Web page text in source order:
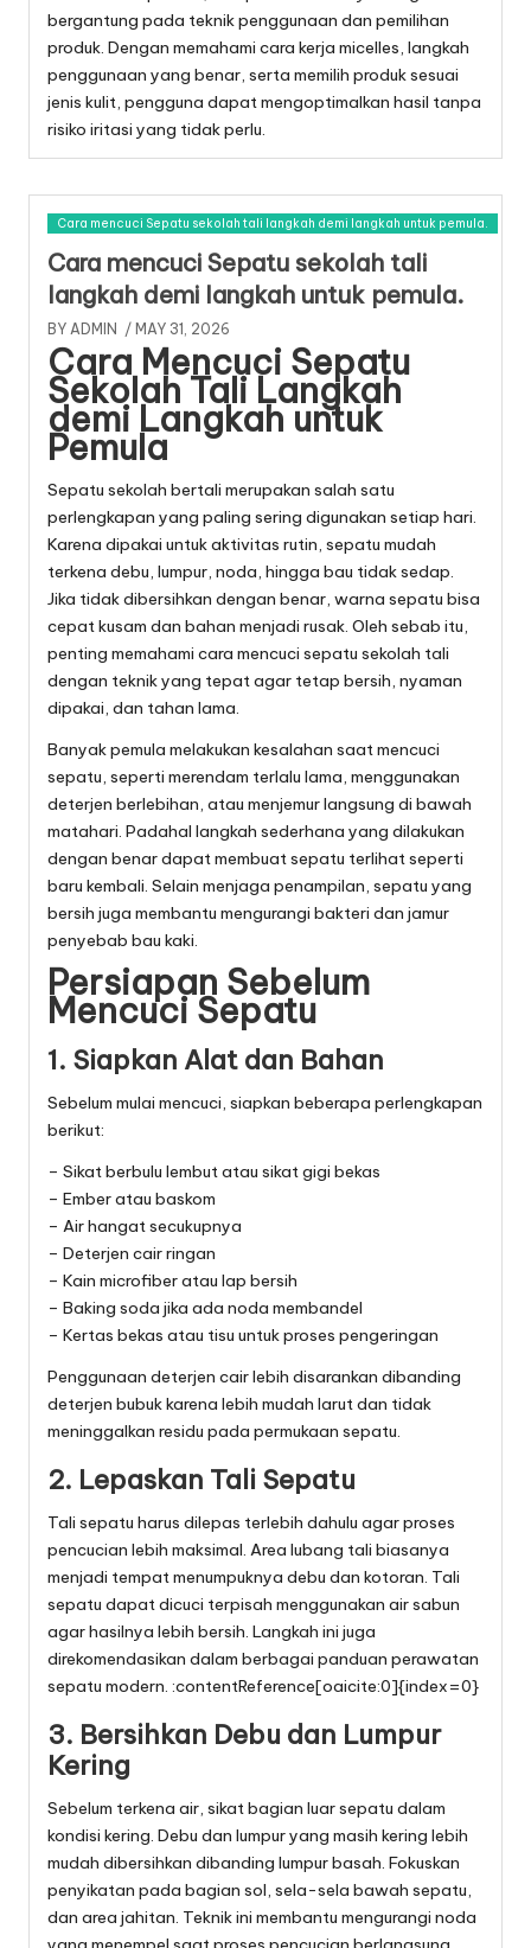
bergantung pada teknik penggunaan dan pemilihan
produk. Dengan memahami cara kerja micelles, langkah
penggunaan yang benar, serta memilih produk sesuai
jenis kulit, pengguna dapat mengoptimalkan hasil tanpa
risiko iritasi yang tidak perlu.
Cara mencuci Sepatu sekolah tali langkah demi langkah untuk pemula.
Cara mencuci Sepatu sekolah tali
langkah demi langkah untuk pemula.
BY ADMIN / MAY 31, 2026
Cara Mencuci Sepatu
Sekolah Tali Langkah
demi Langkah untuk
Pemula
Sepatu sekolah bertali merupakan salah satu
perlengkapan yang paling sering digunakan setiap hari.
Karena dipakai untuk aktivitas rutin, sepatu mudah
terkena debu, lumpur, noda, hingga bau tidak sedap.
Jika tidak dibersihkan dengan benar, warna sepatu bisa
cepat kusam dan bahan menjadi rusak. Oleh sebab itu,
penting memahami cara mencuci sepatu sekolah tali
dengan teknik yang tepat agar tetap bersih, nyaman
dipakai, dan tahan lama.
Banyak pemula melakukan kesalahan saat mencuci
sepatu, seperti merendam terlalu lama, menggunakan
deterjen berlebihan, atau menjemur langsung di bawah
matahari. Padahal langkah sederhana yang dilakukan
dengan benar dapat membuat sepatu terlihat seperti
baru kembali. Selain menjaga penampilan, sepatu yang
bersih juga membantu mengurangi bakteri dan jamur
penyebab bau kaki.
Persiapan Sebelum
Mencuci Sepatu
1. Siapkan Alat dan Bahan
Sebelum mulai mencuci, siapkan beberapa perlengkapan
berikut:
– Sikat berbulu lembut atau sikat gigi bekas
– Ember atau baskom
– Air hangat secukupnya
– Deterjen cair ringan
– Kain microfiber atau lap bersih
– Baking soda jika ada noda membandel
– Kertas bekas atau tisu untuk proses pengeringan
Penggunaan deterjen cair lebih disarankan dibanding
deterjen bubuk karena lebih mudah larut dan tidak
meninggalkan residu pada permukaan sepatu.
2. Lepaskan Tali Sepatu
Tali sepatu harus dilepas terlebih dahulu agar proses
pencucian lebih maksimal. Area lubang tali biasanya
menjadi tempat menumpuknya debu dan kotoran. Tali
sepatu dapat dicuci terpisah menggunakan air sabun
agar hasilnya lebih bersih. Langkah ini juga
direkomendasikan dalam berbagai panduan perawatan
sepatu modern. :contentReference[oaicite:0]{index=0}
3. Bersihkan Debu dan Lumpur
Kering
Sebelum terkena air, sikat bagian luar sepatu dalam
kondisi kering. Debu dan lumpur yang masih kering lebih
mudah dibersihkan dibanding lumpur basah. Fokuskan
penyikatan pada bagian sol, sela-sela bawah sepatu,
dan area jahitan. Teknik ini membantu mengurangi noda